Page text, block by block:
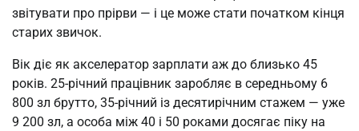
звітувати про прірви — і це може стати початком кінця
старих звичок.
Вік діє як акселератор зарплати аж до близько 45
років. 25-річний працівник заробляє в середньому 6
800 зл брутто, 35-річний із десятирічним стажем — уже
9 200 зл, а особа між 40 і 50 роками досягає піку на